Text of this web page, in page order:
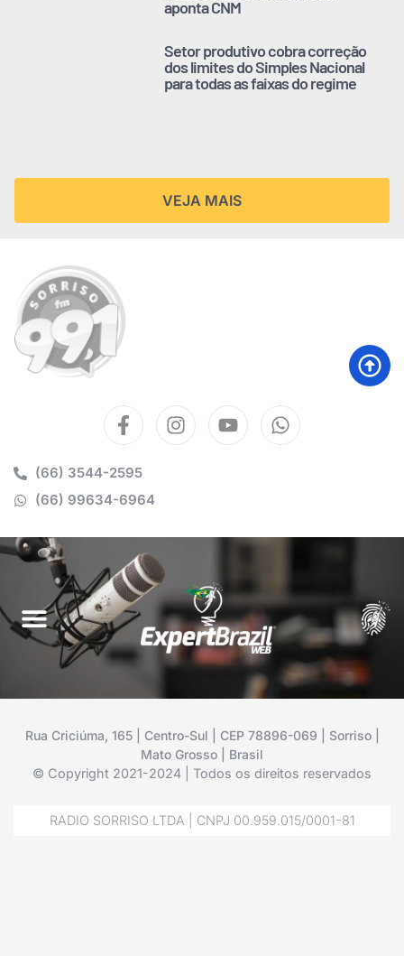
aponta CNM
Setor produtivo cobra correção
dos limites do Simples Nacional
para todas as faixas do regime
VEJA MAIS
(66) 3544-2595
(66) 99634-6964
Rua Criciúma, 165 | Centro-Sul | CEP 78896-069 | Sorriso |
Mato Grosso | Brasil
© Copyright 2021-2024 | Todos os direitos reservados
RADIO SORRISO LTDA | CNPJ 00.959.015/0001-81